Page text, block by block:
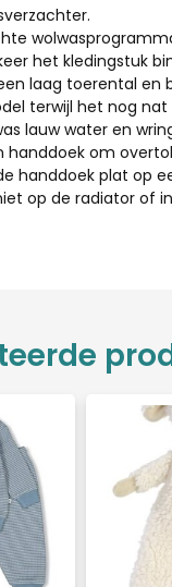
het kledingstuk
laag toerental en
terwijl het nog nat
lauw water en
handdoek om
handdoek plat op
op de radiator of